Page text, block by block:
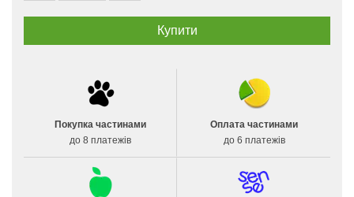
Покупка частинами
до 8 платежів
Оплата частинами
до 6 платежів